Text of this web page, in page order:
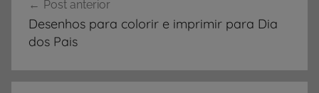
de
Post
Post anterior
Desenhos para colorir e imprimir para Dia
dos Pais